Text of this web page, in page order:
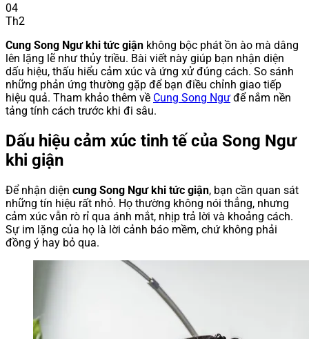
04
Th2
Cung Song Ngư khi tức giận không bộc phát ồn ào mà dâng
lên lặng lẽ như thủy triều. Bài viết này giúp bạn nhận diện
dấu hiệu, thấu hiểu cảm xúc và ứng xử đúng cách. So sánh
những phản ứng thường gặp để bạn điều chỉnh giao tiếp
hiệu quả. Tham khảo thêm về Cung Song Ngư để nắm nền
tảng tính cách trước khi đi sâu.
Dấu hiệu cảm xúc tinh tế của Song Ngư
khi giận
Để nhận diện cung Song Ngư khi tức giận, bạn cần quan sát
những tín hiệu rất nhỏ. Họ thường không nói thẳng, nhưng
cảm xúc vẫn rò rỉ qua ánh mắt, nhịp trả lời và khoảng cách.
Sự im lặng của họ là lời cảnh báo mềm, chứ không phải
đồng ý hay bỏ qua.